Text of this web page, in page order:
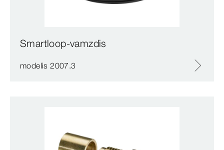
Smartloop-vamzdis
modelis 2007.3